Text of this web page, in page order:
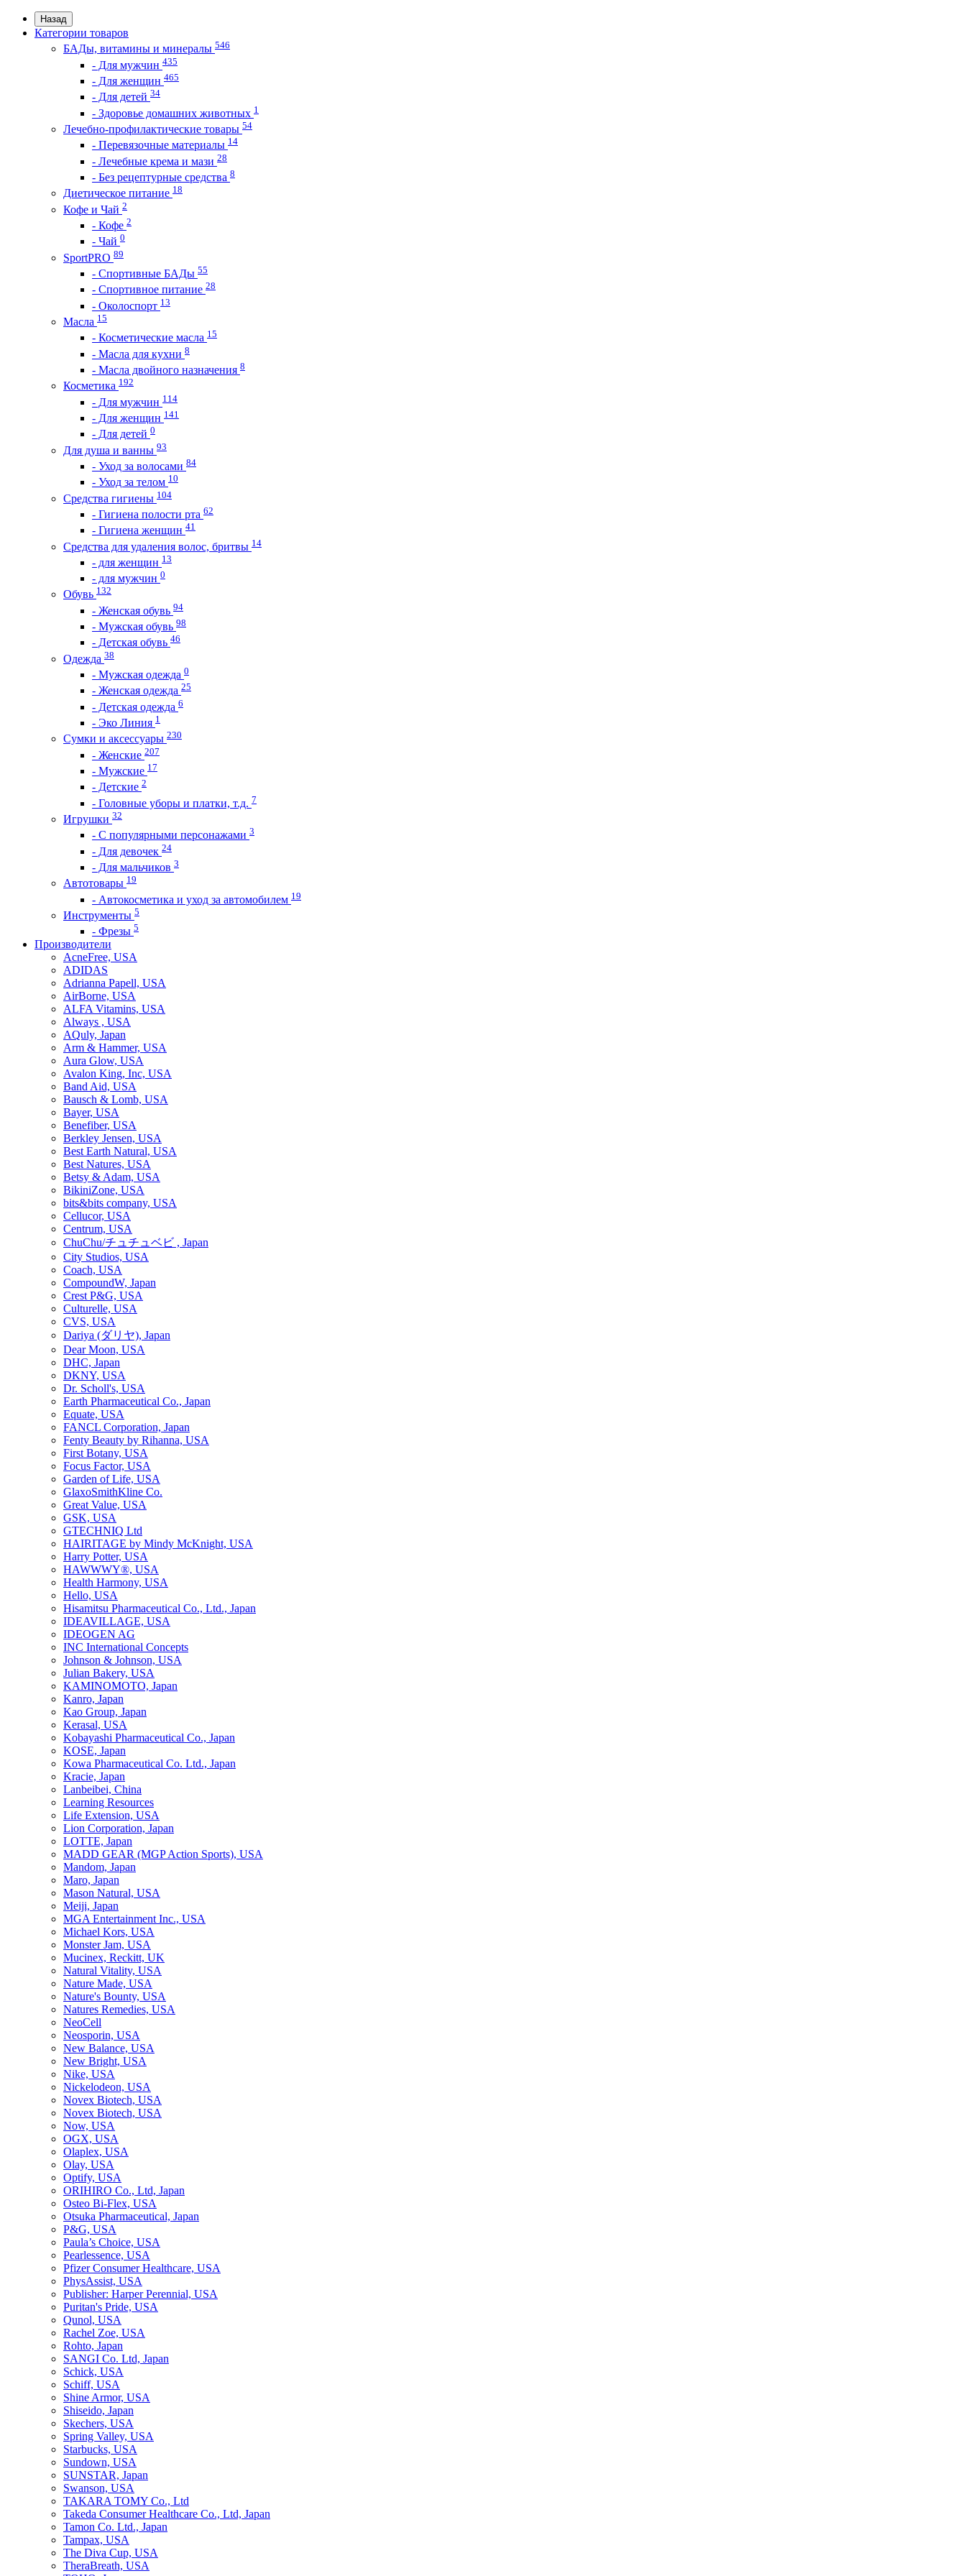
Назад
Категории товаров
БАДы, витамины и минералы 546
- Для мужчин 435
- Для женщин 465
- Для детей 34
- Здоровье домашних животных 1
Лечебно-профилактические товары 54
- Перевязочные материалы 14
- Лечебные крема и мази 28
- Без рецептурные средства 8
Диетическое питание 18
Кофе и Чай 2
- Кофе 2
- Чай 0
SportPRO 89
- Спортивные БАДы 55
- Спортивное питание 28
- Околоспорт 13
Масла 15
- Косметические масла 15
- Масла для кухни 8
- Масла двойного назначения 8
Косметика 192
- Для мужчин 114
- Для женщин 141
- Для детей 0
Для душа и ванны 93
- Уход за волосами 84
- Уход за телом 10
Средства гигиены 104
- Гигиена полости рта 62
- Гигиена женщин 41
Средства для удаления волос, бритвы 14
- для женщин 13
- для мужчин 0
Обувь 132
- Женская обувь 94
- Мужская обувь 98
- Детская обувь 46
Одежда 38
- Мужская одежда 0
- Женская одежда 25
- Детская одежда 6
- Эко Линия 1
Сумки и аксессуары 230
- Женские 207
- Мужские 17
- Детские 2
- Головные уборы и платки, т.д. 7
Игрушки 32
- С популярными персонажами 3
- Для девочек 24
- Для мальчиков 3
Автотовары 19
- Автокосметика и уход за автомобилем 19
Инструменты 5
- Фрезы 5
Производители
AcneFree, USA
ADIDAS
Adrianna Papell, USA
AirBorne, USA
ALFA Vitamins, USA
Always , USA
AQuly, Japan
Arm & Hammer, USA
Aura Glow, USA
Avalon King, Inc, USA
Band Aid, USA
Bausch & Lomb, USA
Bayer, USA
Benefiber, USA
Berkley Jensen, USA
Best Earth Natural, USA
Best Natures, USA
Betsy & Adam, USA
BikiniZone, USA
bits&bits company, USA
Cellucor, USA
Centrum, USA
ChuChu/チュチュベビ , Japan
City Studios, USA
Coach, USA
CompoundW, Japan
Crest P&G, USA
Culturelle, USA
CVS, USA
Dariya (ダリヤ), Japan
Dear Moon, USA
DHC, Japan
DKNY, USA
Dr. Scholl's, USA
Earth Pharmaceutical Co., Japan
Equate, USA
FANCL Corporation, Japan
Fenty Beauty by Rihanna, USA
First Botany, USA
Focus Factor, USA
Garden of Life, USA
GlaxoSmithKline Co.
Great Value, USA
GSK, USA
GTECHNIQ Ltd
HAIRITAGE by Mindy McKnight, USA
Harry Potter, USA
HAWWWY®, USA
Health Harmony, USA
Hello, USA
Hisamitsu Pharmaceutical Co., Ltd., Japan
IDEAVILLAGE, USA
IDEOGEN AG
INC International Concepts
Johnson & Johnson, USA
Julian Bakery, USA
KAMINOMOTO, Japan
Kanro, Japan
Kao Group, Japan
Kerasal, USA
Kobayashi Pharmaceutical Co., Japan
KOSE, Japan
Kowa Pharmaceutical Co. Ltd., Japan
Kracie, Japan
Lanbeibei, China
Learning Resources
Life Extension, USA
Lion Corporation, Japan
LOTTE, Japan
MADD GEAR (MGP Action Sports), USA
Mandom, Japan
Maro, Japan
Mason Natural, USA
Meiji, Japan
MGA Entertainment Inc., USA
Michael Kors, USA
Monster Jam, USA
Mucinex, Reckitt, UK
Natural Vitality, USA
Nature Made, USA
Nature's Bounty, USA
Natures Remedies, USA
NeoCell
Neosporin, USA
New Balance, USA
New Bright, USA
Nike, USA
Niсkelodeon, USA
Novex Biotech, USA
Novex Biotech, USA
Now, USA
OGX, USA
Olaplex, USA
Olay, USA
Optify, USA
ORIHIRO Co., Ltd, Japan
Osteo Bi-Flex, USA
Otsuka Pharmaceutical, Japan
P&G, USA
Paula’s Choice, USA
Pearlessence, USA
Pfizer Consumer Healthcare, USA
PhysAssist, USA
Publisher: Harper Perennial, USA
Puritan's Pride, USA
Qunol, USA
Rachel Zoe, USA
Rohto, Japan
SANGI Co. Ltd, Japan
Schick, USA
Schiff, USA
Shine Armor, USA
Shiseido, Japan
Skechers, USA
Spring Valley, USA
Starbucks, USA
Sundown, USA
SUNSTAR, Japan
Swanson, USA
TAKARA TOMY Co., Ltd
Takeda Consumer Healthcare Co., Ltd, Japan
Tamon Co. Ltd., Japan
Tampax, USA
The Diva Cup, USA
TheraBreath, USA